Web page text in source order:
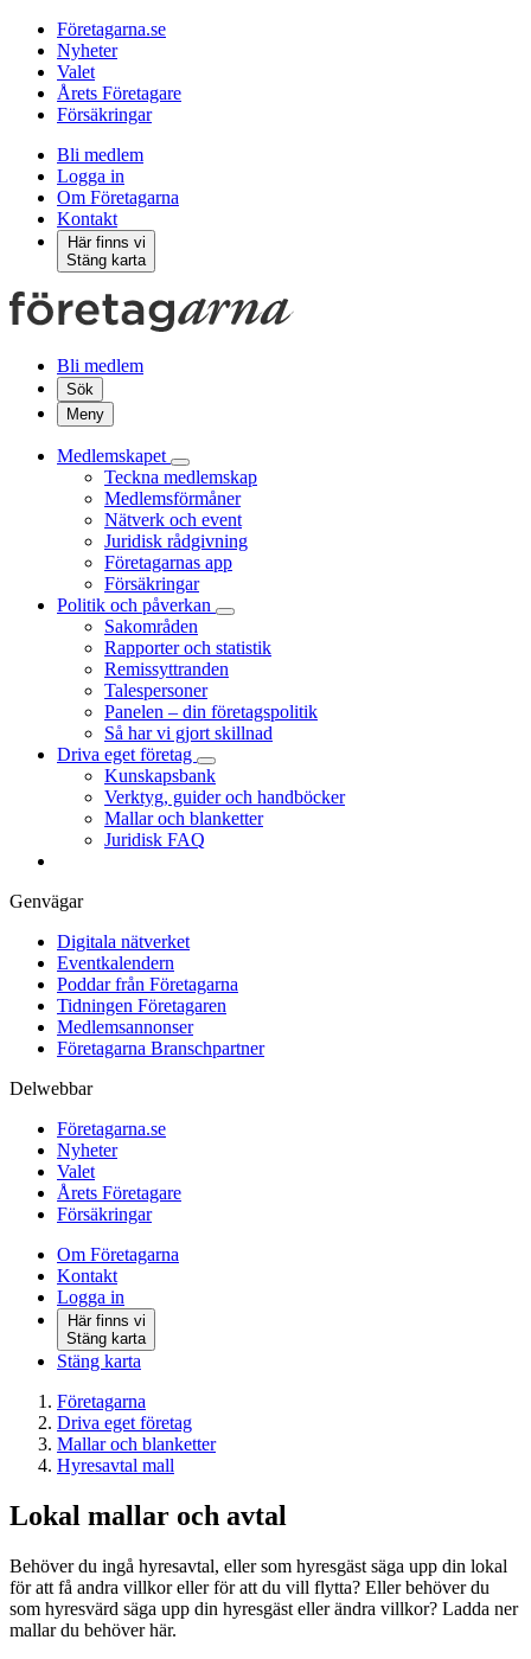
Företagarna.se
Nyheter
Valet
Årets Företagare
Försäkringar
Bli medlem
Logga in
Om Företagarna
Kontakt
Här finns vi
Stäng karta
Bli medlem
Sök
Meny
Medlemskapet
Teckna medlemskap
Medlemsförmåner
Nätverk och event
Juridisk rådgivning
Företagarnas app
Försäkringar
Politik och påverkan
Sakområden
Rapporter och statistik
Remissyttranden
Talespersoner
Panelen – din företagspolitik
Så har vi gjort skillnad
Driva eget företag
Kunskapsbank
Verktyg, guider och handböcker
Mallar och blanketter
Juridisk FAQ
Genvägar
Digitala nätverket
Eventkalendern
Poddar från Företagarna
Tidningen Företagaren
Medlemsannonser
Företagarna Branschpartner
Delwebbar
Företagarna.se
Nyheter
Valet
Årets Företagare
Försäkringar
Om Företagarna
Kontakt
Logga in
Här finns vi
Stäng karta
Stäng karta
Företagarna
Driva eget företag
Mallar och blanketter
Hyresavtal mall
Lokal mallar och avtal
Behöver du ingå hyresavtal, eller som hyresgäst säga upp din lokal
för att få andra villkor eller för att du vill flytta? Eller behöver du
som hyresvärd säga upp din hyresgäst eller ändra villkor? Ladda ner
mallar du behöver här.